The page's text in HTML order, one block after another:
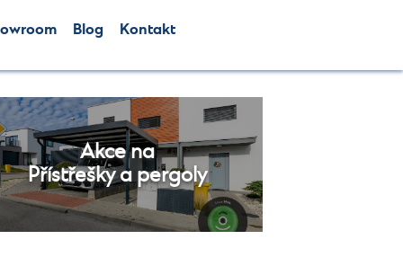
Blog Kontakt
Akce na
Přístřešky a pergoly